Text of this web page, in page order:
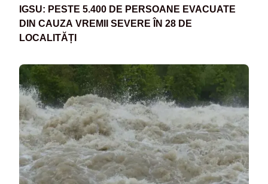
IGSU: PESTE 5.400 DE PERSOANE EVACUATE
DIN CAUZA VREMII SEVERE ÎN 28 DE
LOCALITĂȚI